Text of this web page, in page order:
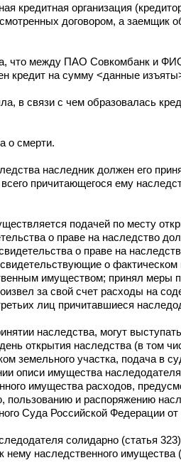
кредитная организация
договором, а заемщик
что между ПАО Совкомбанк и
кредит на сумму <данные
в связи с чем образовалась
о смерти.
наследник должен его
причитающегося ему
подачей по месту
о праве на наследство
о праве на
о фактическом
имуществом; принял меры
за свой счет расходы на
лиц причитавшиеся
наследства, могут
открытия наследства (в том
земельного участка, подача в
описи имущества
имущества расходов,
пользованию и распоряжению
Суда Российской Федерации
солидарно (статья
наследственного имущества